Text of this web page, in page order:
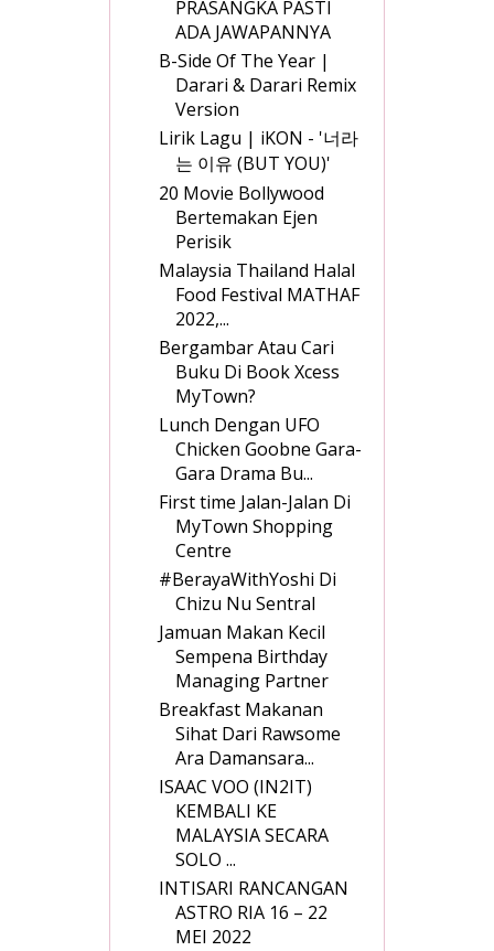
PRASANGKA PASTI
ADA JAWAPANNYA
B-Side Of The Year |
Darari & Darari Remix
Version
Lirik Lagu | iKON - '너라
는 이유 (BUT YOU)'
20 Movie Bollywood
Bertemakan Ejen
Perisik
Malaysia Thailand Halal
Food Festival MATHAF
2022,...
Bergambar Atau Cari
Buku Di Book Xcess
MyTown?
Lunch Dengan UFO
Chicken Goobne Gara-
Gara Drama Bu...
First time Jalan-Jalan Di
MyTown Shopping
Centre
#BerayaWithYoshi Di
Chizu Nu Sentral
Jamuan Makan Kecil
Sempena Birthday
Managing Partner
Breakfast Makanan
Sihat Dari Rawsome
Ara Damansara...
ISAAC VOO (IN2IT)
KEMBALI KE
MALAYSIA SECARA
SOLO ...
INTISARI RANCANGAN
ASTRO RIA 16 – 22
MEI 2022